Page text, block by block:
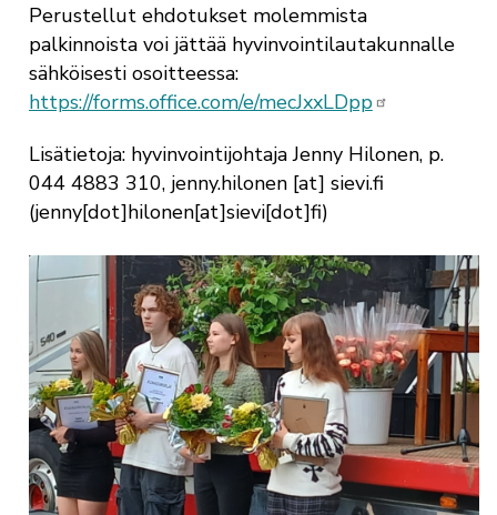
Perustellut ehdotukset molemmista
palkinnoista voi jättää hyvinvointilautakunnalle
sähköisesti osoitteessa:
https://forms.office.com/e/mecJxxLDpp
Lisätietoja: hyvinvointijohtaja Jenny Hilonen, p.
044 4883 310, jenny.hilonen[at] sievi.fi
(jenny[dot]hilonen[at]sievi[dot]fi)